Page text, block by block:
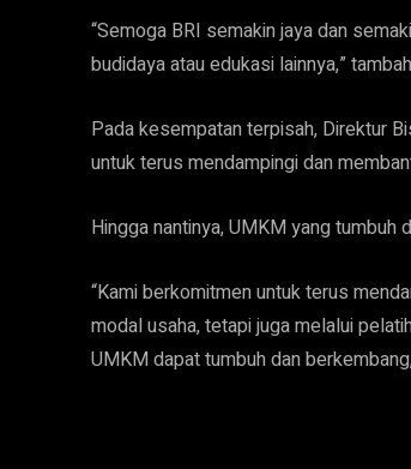
“Semoga BRI semakin jaya dan
budidaya atau edukasi lainnya,”
Pada kesempatan terpisah, Direktur
untuk terus mendampingi dan
Hingga nantinya, UMKM yang tumbuh
“Kami berkomitmen untuk terus
modal usaha, tetapi juga melalui
UMKM dapat tumbuh dan